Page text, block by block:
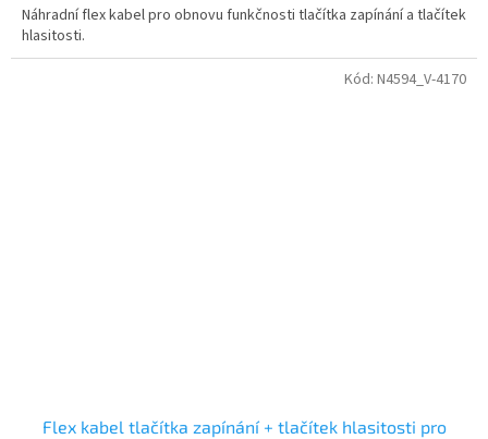
Náhradní flex kabel pro obnovu funkčnosti tlačítka zapínání a tlačítek
hlasitosti.
Flex kabel tlačítka zapínání + tlačítek hlasitosti pro
Kód: N4594_V-4170